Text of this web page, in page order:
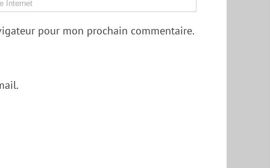
pour mon prochain commentaire.